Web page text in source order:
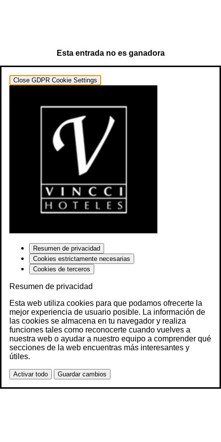
Esta entrada no es ganadora
Close GDPR Cookie Settings
Resumen de privacidad
Cookies estrictamente necesarias
Cookies de terceros
Resumen de privacidad
Esta web utiliza cookies para que podamos ofrecerte la
mejor experiencia de usuario posible. La información de
las cookies se almacena en tu navegador y realiza
funciones tales como reconocerte cuando vuelves a
nuestra web o ayudar a nuestro equipo a comprender qué
secciones de la web encuentras más interesantes y
útiles.
Activar todo Guardar cambios